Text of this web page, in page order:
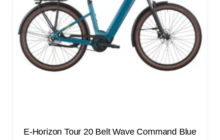
E-Horizon Tour 20 Belt Wave Command Blue